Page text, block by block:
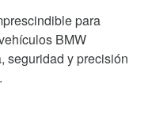
para
BMW
seguridad y precisión